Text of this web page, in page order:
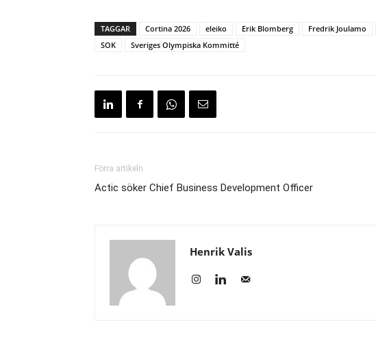
TAGGAR Cortina 2026 eleiko Erik Blomberg Fredrik Joulamo
SOK
Sveriges Olympiska Kommitté
Förra artikeln
Actic söker Chief Business Development Officer
Henrik Valis